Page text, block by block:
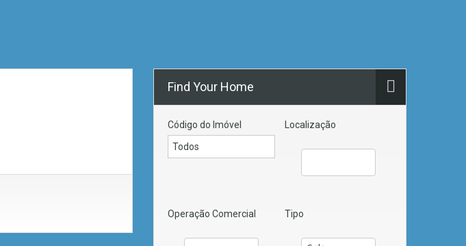
Find Your Home
Código do Imóvel Localização
Operação Comercial Tipo